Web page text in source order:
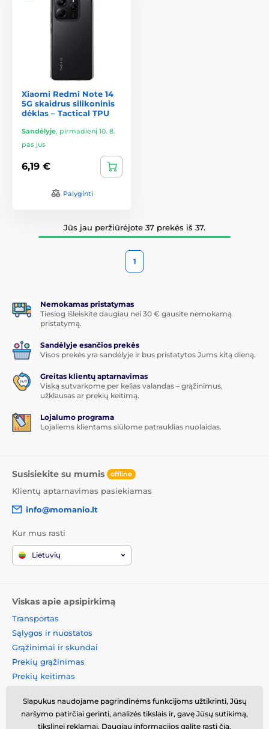
Xiaomi Redmi Note 14
5G skaidrus silikoninis
dėklas – Tactical TPU
Sandėlyje, pirmadienį 10. 8.
pas jus
6,19 €
Palyginti
Jūs jau peržiūrėjote 37 prekės iš 37.
1
Nemokamas pristatymas
Tiesiog išleiskite daugiau nei 30 € gausite nemokamą
pristatymą.
Sandėlyje esančios prekės
Visos prekės yra sandėlyje ir bus pristatytos Jums kitą dieną.
Greitas klientų aptarnavimas
Viską sutvarkome per kelias valandas – grąžinimus,
užklausas ar prekių keitimą.
Lojalumo programa
Lojaliems klientams siūlome patrauklias nuolaidas.
Susisiekite su mumis offline
Klientų aptarnavimas pasiekiamas
info@momanio.lt
Kur mus rasti
Lietuvių
Viskas apie apsipirkimą
Transportas
Sąlygos ir nuostatos
Grąžinimai ir skundai
Prekių grąžinimas
Prekių keitimas
Kontaktinė informacija
Informacija apie asmens
Slapukus naudojame pagrindinėms funkcijoms užtikrinti, Jūsų
naršymo patirčiai gerinti, analizės tikslais ir, gavę Jūsų sutikimą,
tikslinei reklamai. Daugiau informacijos galite rasti čia.